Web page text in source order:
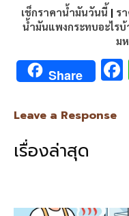
เช็กราคาน้ำมันวันนี้ | ร
น้ำมันแพงกระทบอะไรบ้
ม
Share
Leave a Response
เรื่องล่าสุด